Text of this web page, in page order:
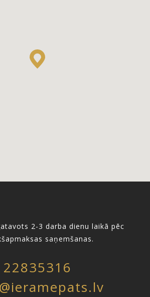
2-3 darba dienu laikā pēc
saņemšanas.
22835316